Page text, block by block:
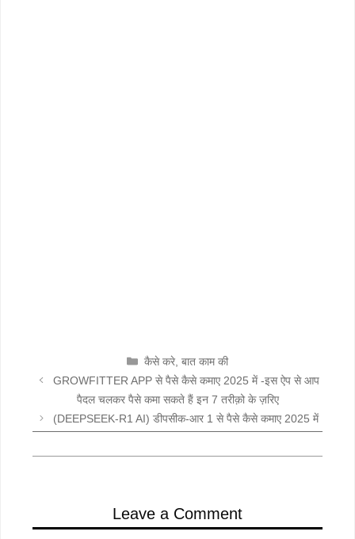
CATEGORIES
कैसे करे, बात काम की
GROWFITTER APP से पैसे कैसे कमाए 2025 में -इस ऐप से आप
पैदल चलकर पैसे कमा सकते हैं इन 7 तरीक़ो के ज़रिए
(DEEPSEEK-R1 AI) डीपसीक-आर 1 से पैसे कैसे कमाए 2025 में
Leave a Comment